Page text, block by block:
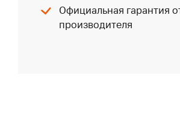
Официальная гарантия
производителя